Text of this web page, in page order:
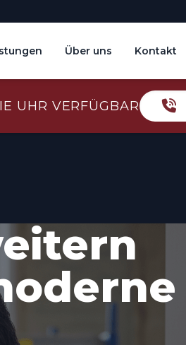
Über uns Kontakt
UHR VERFÜGBAR